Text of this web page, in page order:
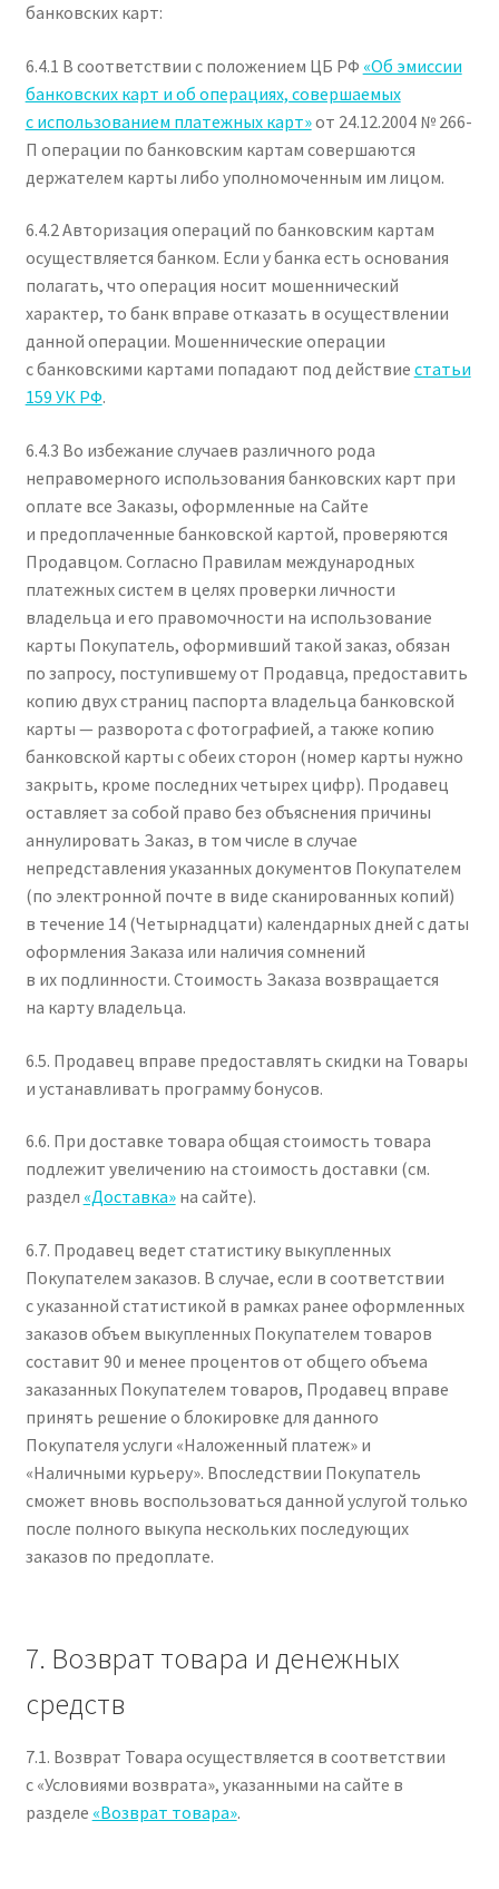
банковских карт:
6.4.1 В соответствии с положением ЦБ РФ «Об эмиссии
банковских карт и об операциях, совершаемых
с использованием платежных карт»от 24.12.2004 № 266-
П операции по банковским картам совершаются
держателем карты либо уполномоченным им лицом.
6.4.2 Авторизация операций по банковским картам
осуществляется банком. Если у банка есть основания
полагать, что операция носит мошеннический
характер, то банк вправе отказать в осуществлении
данной операции. Мошеннические операции
с банковскими картами попадают под действие статьи
159 УК РФ.
6.4.3 Во избежание случаев различного рода
неправомерного использования банковских карт при
оплате все Заказы, оформленные на Сайте
и предоплаченные банковской картой, проверяются
Продавцом. Согласно Правилам международных
платежных систем в целях проверки личности
владельца и его правомочности на использование
карты Покупатель, оформивший такой заказ, обязан
по запросу, поступившему от Продавца, предоставить
копию двух страниц паспорта владельца банковской
карты — разворота с фотографией, а также копию
банковской карты с обеих сторон (номер карты нужно
закрыть, кроме последних четырех цифр). Продавец
оставляет за собой право без объяснения причины
аннулировать Заказ, в том числе в случае
непредставления указанных документов Покупателем
(по электронной почте в виде сканированных копий)
в течение 14 (Четырнадцати) календарных дней с даты
оформления Заказа или наличия сомнений
в их подлинности. Стоимость Заказа возвращается
на карту владельца.
6.5. Продавец вправе предоставлять скидки на Товары
и устанавливать программу бонусов.
6.6. При доставке товара общая стоимость товара
подлежит увеличению на стоимость доставки (см.
раздел «Доставка»на сайте).
6.7. Продавец ведет статистику выкупленных
Покупателем заказов. В случае, если в соответствии
с указанной статистикой в рамках ранее оформленных
заказов объем выкупленных Покупателем товаров
составит 90 и менее процентов от общего объема
заказанных Покупателем товаров, Продавец вправе
принять решение о блокировке для данного
Покупателя услуги «Наложенный платеж» и
«Наличными курьеру». Впоследствии Покупатель
сможет вновь воспользоваться данной услугой только
после полного выкупа нескольких последующих
заказов по предоплате.
7. Возврат товара и денежных
средств
7.1. Возврат Товара осуществляется в соответствии
с «Условиями возврата», указанными на сайте в
разделе «Возврат товара».